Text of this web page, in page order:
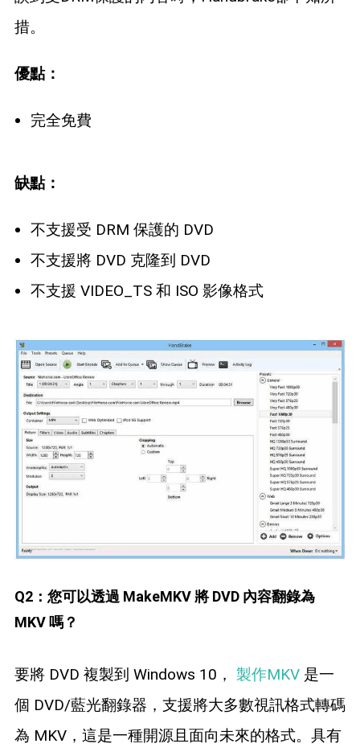
措。
優點：
完全免費
缺點：
不支援受 DRM 保護的 DVD
不支援將 DVD 克隆到 DVD
不支援 VIDEO_TS 和 ISO 影像格式
Q2：您可以透過 MakeMKV 將 DVD 內容翻錄為
MKV 嗎？
要將 DVD 複製到 Windows 10， 製作MKV是一
個 DVD/藍光翻錄器，支援將大多數視訊格式轉碼
為 MKV，這是一種開源且面向未來的格式。具有